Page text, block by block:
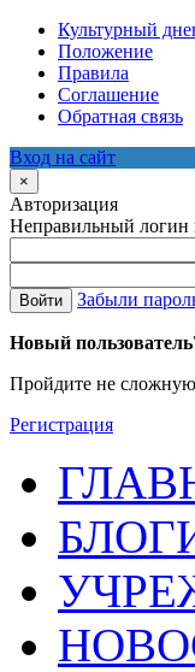
Культурный
Положение
Правила
Соглашение
Обратная связь
Вход на сайт
×
Авторизация
Неправильный логин
Войти Забыли
Новый
Пройдите не
Регистрация